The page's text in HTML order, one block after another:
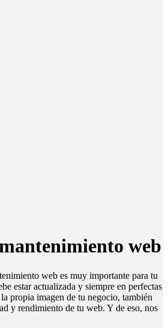
web
web es muy importante para tu
estar actualizada y siempre en perfectas
propia imagen de tu negocio, también
y rendimiento de tu web. Y de eso, nos